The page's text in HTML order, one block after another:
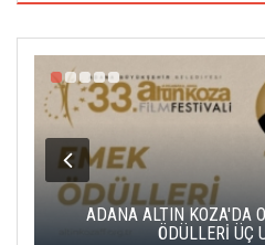
ADANA ALTIN KOZA'DA
ÖDÜLLERİ ÜÇ